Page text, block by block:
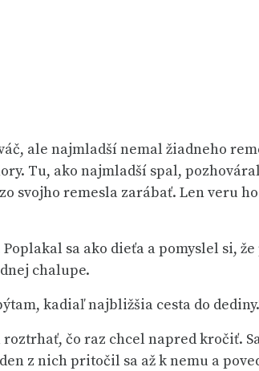
ale najmladší nemal žiadneho
Tu, ako najmladší spal,
svojho remesla zarábať. Len veru
sa ako dieťa a pomyslel si, že
chalupe.
kadiaľ najbližšia cesta do
čo raz chcel napred kročiť.
z nich pritočil sa až k nemu a